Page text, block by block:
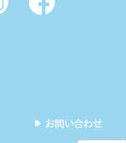
お問い合わせ